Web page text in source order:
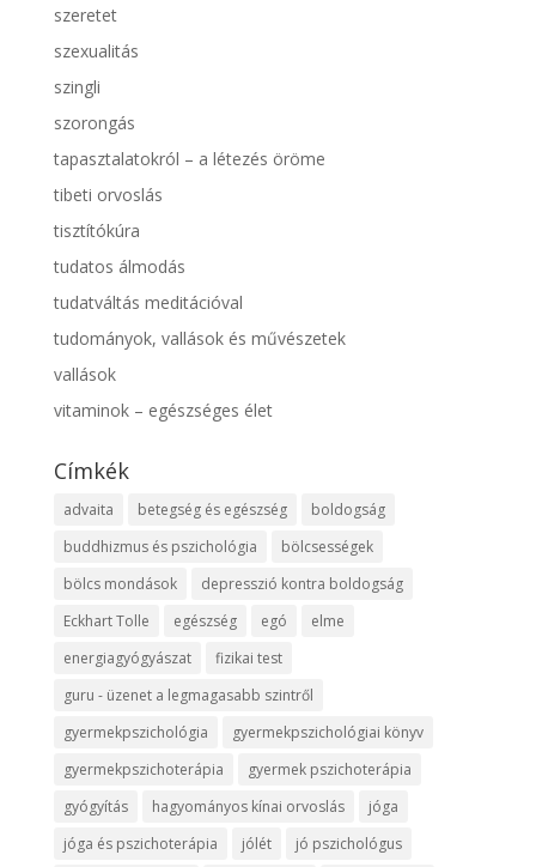
szeretet
szexualitás
szingli
szorongás
tapasztalatokról – a létezés öröme
tibeti orvoslás
tisztítókúra
tudatos álmodás
tudatváltás meditációval
tudományok, vallások és művészetek
vallások
vitaminok – egészséges élet
Címkék
advaita betegség és egészség
boldogság
buddhizmus és pszichológia
bölcsességek
bölcs mondások
depresszió kontra boldogság
Eckhart Tolle
egészség egó
elme
energiagyógyászat
fizikai test
guru - üzenet a legmagasabb szintről
gyermekpszichológia
gyermekpszichológiai könyv
gyermekpszichoterápia
gyermek pszichoterápia
gyógyítás
hagyományos kínai orvoslás
jóga
jóga és pszichoterápia
jólét
jó pszichológus